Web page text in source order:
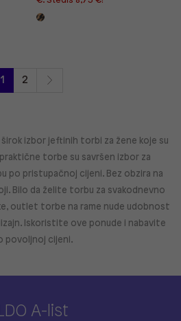
1 2
izbor jeftinih torbi za žene koje su
torbe su savršen izbor za
po pristupačnoj cijeni. Bez obzira na
Bilo da želite torbu za svakodnevno
outlet torbe na rame nude udobnost
Iskoristite ove ponude i nabavite
povoljnoj cijeni.
A-list